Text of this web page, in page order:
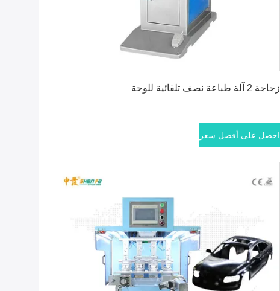
زجاجة 2 آلة طباعة نصف تلقائية للوحة
احصل على أفضل سعر